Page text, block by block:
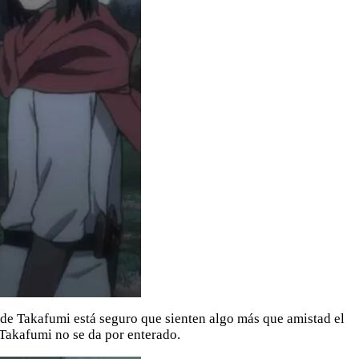
Takafumi está seguro que sienten algo más que amistad el
no se da por enterado.